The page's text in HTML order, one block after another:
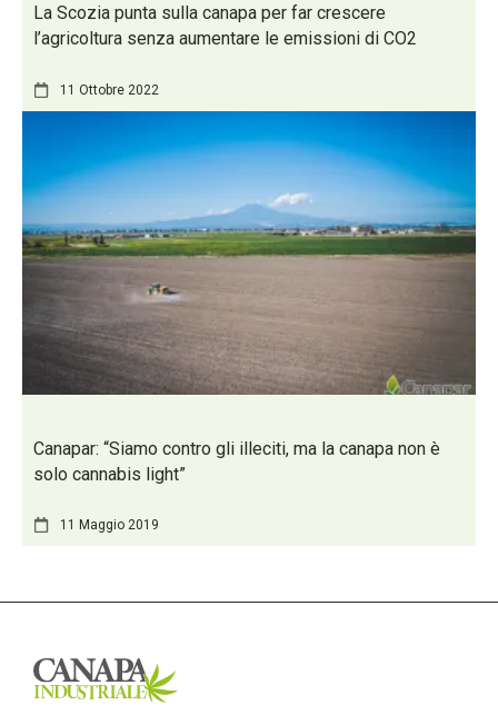
La Scozia punta sulla canapa per far crescere
l’agricoltura senza aumentare le emissioni di CO2
11 Ottobre 2022
Canapar: “Siamo contro gli illeciti, ma la canapa non è
solo cannabis light”
11 Maggio 2019